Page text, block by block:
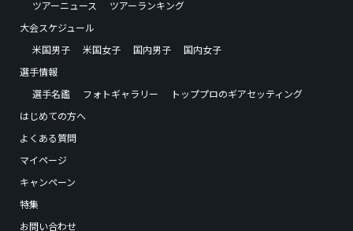
ツアーニュース
ツアーランキング
大会スケジュール
米国男子
米国女子 国内男子
国内女子
選手情報
選手名鑑
フォトギャラリー
トッププロのギアセッティング
はじめての方へ
よくある質問
マイページ
キャンペーン
特集
お問い合わせ